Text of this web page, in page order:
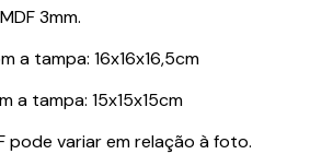
3mm.
a tampa: 16x16x16,5cm
a tampa: 15x15x15cm
pode variar em relação à foto.